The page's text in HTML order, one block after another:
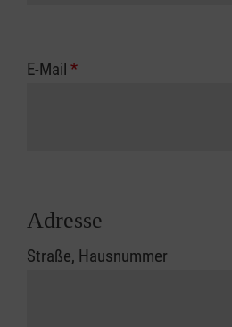
E-Mail *
Adresse
Straße, Hausnummer